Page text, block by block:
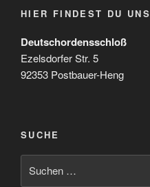
HIER FINDEST DU UNS
Deutschordensschloß
Ezelsdorfer Str. 5
92353 Postbauer-Heng
SUCHE
nach: